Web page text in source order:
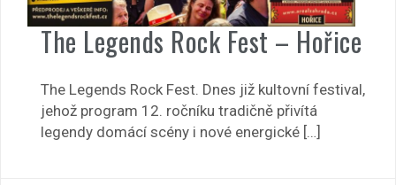
The Legends Rock Fest – Hořice
The Legends Rock Fest. Dnes již kultovní festival,
jehož program 12. ročníku tradičně přivítá
legendy domácí scény i nové energické […]